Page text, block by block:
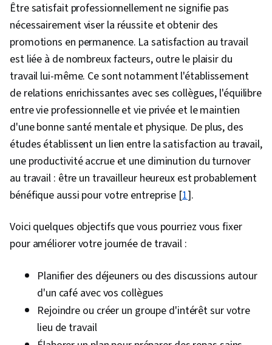
Éléments et principes de conception, Favoriser
l'engagement, Communication technique,
Présentations, Bases de données
relationnelles, Sécurité des données, Gestion
des fichiers, Collecte de données, Données non
structurées, Gestion des métadonnées,
Stockage des données, Bases de données,
Google Sheets, Accès aux données, Études de
cas, L'activation de l'IA, Intelligence artificielle,
Logiciel d'analyse de données, Gestion de
portefeuille
Être satisfait professionnellement ne signifie pas
nécessairement viser la réussite et obtenir des
promotions en permanence. La satisfaction au travail
est liée à de nombreux facteurs, outre le plaisir du
travail lui-même. Ce sont notamment l'établissement
de relations enrichissantes avec ses collègues, l'équilibre
entre vie professionnelle et vie privée et le maintien
d'une bonne santé mentale et physique. De plus, des
études établissent un lien entre la satisfaction au travail,
une productivité accrue et une diminution du turnover
au travail : être un travailleur heureux est probablement
bénéfique aussi pour votre entreprise [1].
Voici quelques objectifs que vous pourriez vous fixer
pour améliorer votre journée de travail :
Planifier des déjeuners ou des discussions autour
d'un café avec vos collègues
Rejoindre ou créer un groupe d'intérêt sur votre
lieu de travail